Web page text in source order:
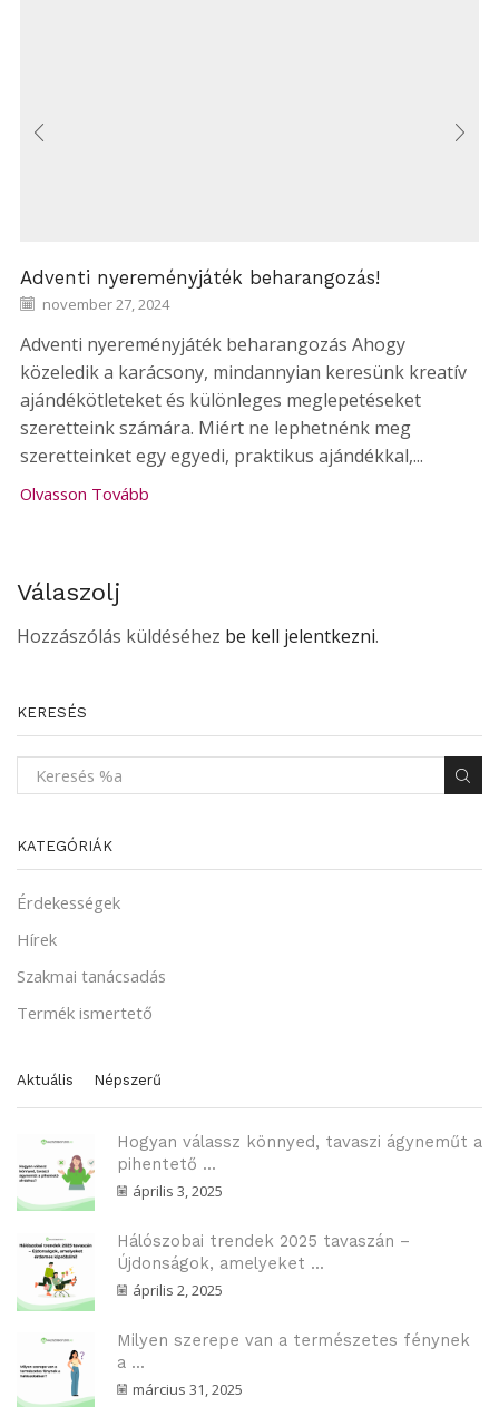
Adventi nyereményjáték beharangozás!
november 27, 2024
Adventi nyereményjáték beharangozás Ahogy
közeledik a karácsony, mindannyian keresünk kreatív
ajándékötleteket és különleges meglepetéseket
szeretteink számára. Miért ne lephetnénk meg
szeretteinket egy egyedi, praktikus ajándékkal,...
Olvasson Tovább
Válaszolj
Hozzászólás küldéséhez be kell jelentkezni.
KERESÉS
KATEGÓRIÁK
Érdekességek
Hírek
Szakmai tanácsadás
Termék ismertető
Aktuális Népszerű
Hogyan válassz könnyed, tavaszi ágyneműt a
pihentető ...
április 3, 2025
Hálószobai trendek 2025 tavaszán –
Újdonságok, amelyeket ...
április 2, 2025
Milyen szerepe van a természetes fénynek
a ...
március 31, 2025